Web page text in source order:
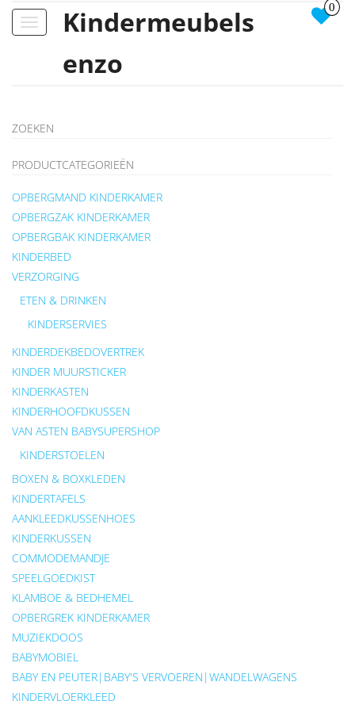
Toggle
Kindermeubels
enzo
0
ZOEKEN
PRODUCTCATEGORIEËN
OPBERGMAND KINDERKAMER
OPBERGZAK KINDERKAMER
OPBERGBAK KINDERKAMER
KINDERBED
VERZORGING
ETEN & DRINKEN
KINDERSERVIES
KINDERDEKBEDOVERTREK
KINDER MUURSTICKER
KINDERKASTEN
KINDERHOOFDKUSSEN
VAN ASTEN BABYSUPERSHOP
KINDERSTOELEN
BOXEN & BOXKLEDEN
KINDERTAFELS
AANKLEEDKUSSENHOES
KINDERKUSSEN
COMMODEMANDJE
SPEELGOEDKIST
KLAMBOE & BEDHEMEL
OPBERGREK KINDERKAMER
MUZIEKDOOS
BABYMOBIEL
BABY EN PEUTER|BABY'S VERVOEREN|WANDELWAGENS
KINDERVLOERKLEED